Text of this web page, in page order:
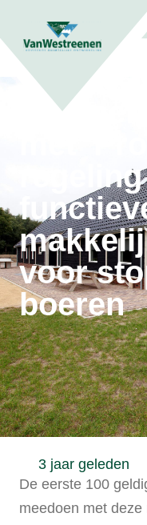
met
regeling
voor
boeren
3 jaar geleden
De eerste 100
meedoen met